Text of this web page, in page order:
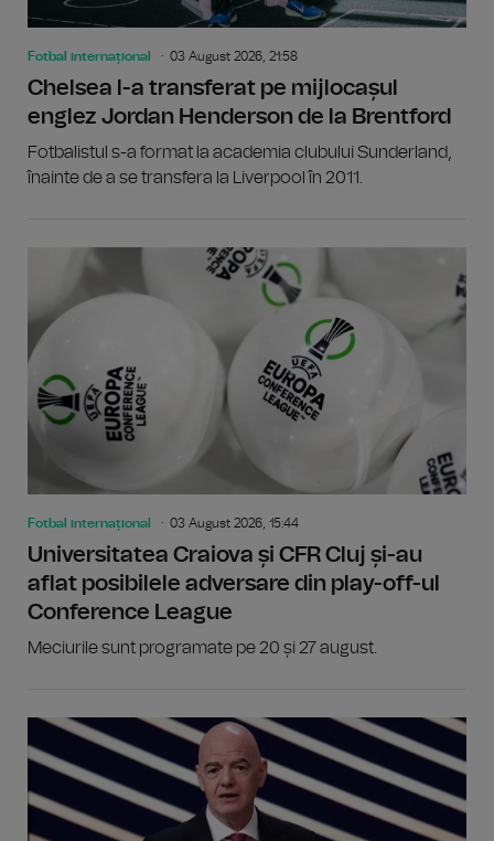
Fotbal internațional 03 August 2026, 21:58
Chelsea l-a transferat pe mijlocașul
englez Jordan Henderson de la Brentford
Fotbalistul s-a format la academia clubului Sunderland,
înainte de a se transfera la Liverpool în 2011.
Fotbal internațional 03 August 2026, 15:44
Universitatea Craiova și CFR Cluj și-au
aflat posibilele adversare din play-off-ul
Conference League
Meciurile sunt programate pe 20 și 27 august.